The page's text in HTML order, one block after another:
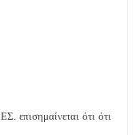
επισημαίνεται ότι ότι